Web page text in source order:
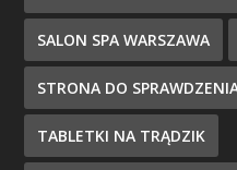
SALON SPA WARSZAWA
STRONA DO
TABLETKI NA TRĄDZIK